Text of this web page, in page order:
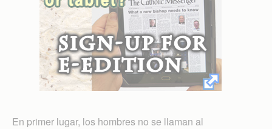
En primer lugar, los hombres no se llaman al